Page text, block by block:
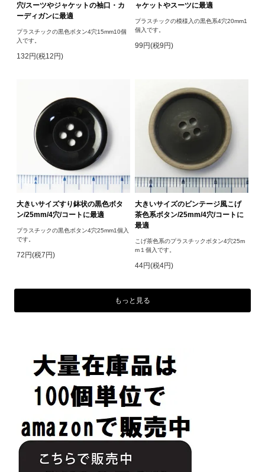
穴/スーツやジャケットの袖口・カ
ーディガンに最適
プラスチックの黒色ボタン4穴15mm10個
入です。
132円(税12円)
ャケットやスーツに最適
プラスチックの模様入の黒色系4穴20mm1
個入です。
99円(税9円)
大きいサイズすり鉢状の黒色ボタ
ン/25mm/4穴/コートに最適
プラスチックの黒色ボタン4穴25mm1個入
です。
72円(税7円)
大きいサイズのビンテージ風こげ
茶色系ボタン/25mm/4穴/コートに
最適
こげ茶色系のプラスチックボタン4穴25m
m１個入です。
44円(税4円)
もっと見る